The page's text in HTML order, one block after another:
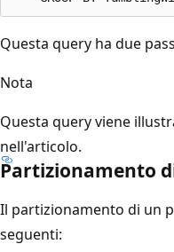
Questa query ha due
Nota
Questa query viene
nell'articolo.
Partizionamento
Il partizionamento di un
seguenti: